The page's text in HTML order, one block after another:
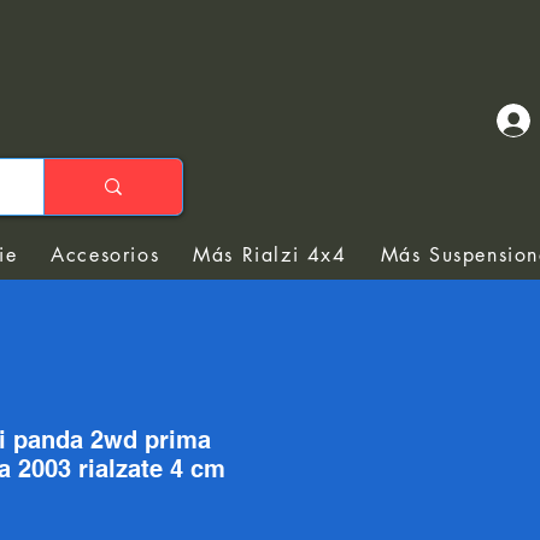
Accesorios Más Rialzi 4x4 Más
panda 2wd prima
2003 rialzate 4 cm